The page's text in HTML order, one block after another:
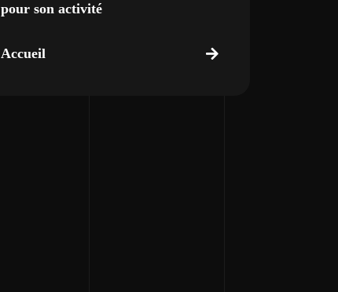
pour son activité
Accueil